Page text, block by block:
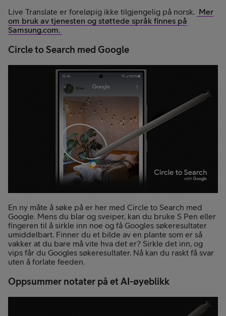
Live Translate er foreløpig ikke tilgjengelig på norsk. Mer
om bruk av tjenesten og støttede språk finnes på
Samsung.com.
Circle to Search med Google
En ny måte å søke på er her med Circle to Search med
Google. Mens du blar og sveiper, kan du bruke S Pen eller
fingeren til å sirkle inn noe og få Googles søkeresultater
umiddelbart. Finner du et bilde av en plante som er så
vakker at du bare må vite hva det er? Sirkle det inn, og
vips får du Googles søkeresultater. Nå kan du raskt få svar
uten å forlate feeden.
Oppsummer notater på et AI-øyeblikk